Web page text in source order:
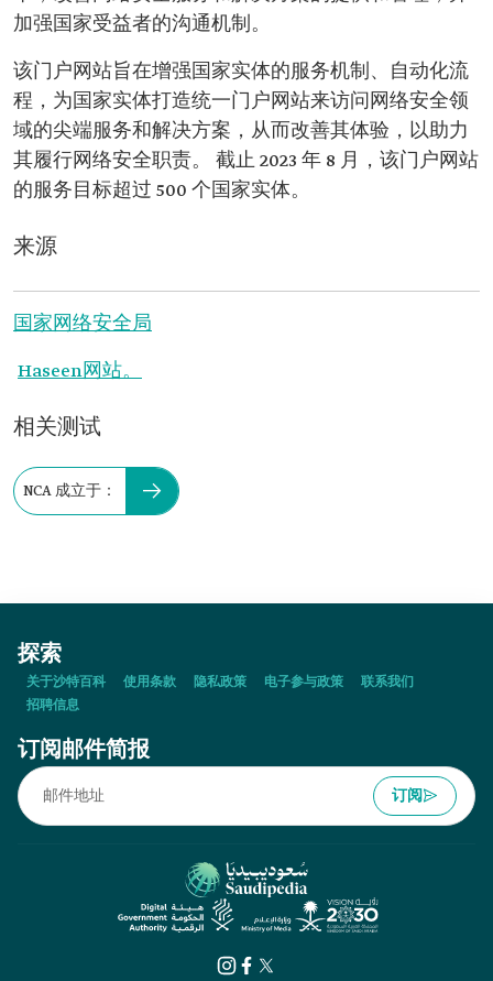
加强国家受益者的沟通机制。
该门户网站旨在增强国家实体的服务机制、自动化流
程，为国家实体打造统一门户网站来访问网络安全领
域的尖端服务和解决方案，从而改善其体验，以助力
其履行网络安全职责。 截止 2023 年 8 月，该门户网站
的服务目标超过 500 个国家实体。
来源
国家网络安全局
Haseen网站。
相关测试
NCA 成立于：
探索
关于沙特百科 使用条款 隐私政策 电子参与政策
联系我们
招聘信息
订阅邮件简报
订阅